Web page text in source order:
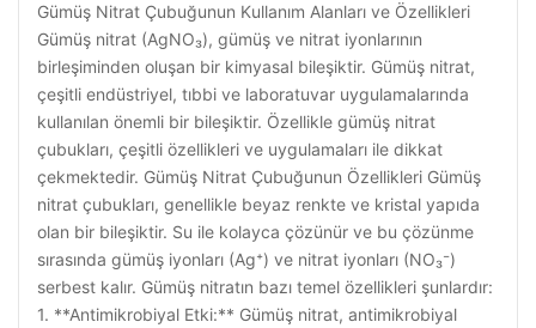
Gümüş Nitrat Çubuğunun Kullanım Alanları ve Özellikleri
Gümüş nitrat (AgNO₃), gümüş ve nitrat iyonlarının
birleşiminden oluşan bir kimyasal bileşiktir. Gümüş nitrat,
çeşitli endüstriyel, tıbbi ve laboratuvar uygulamalarında
kullanılan önemli bir bileşiktir. Özellikle gümüş nitrat
çubukları, çeşitli özellikleri ve uygulamaları ile dikkat
çekmektedir. Gümüş Nitrat Çubuğunun Özellikleri Gümüş
nitrat çubukları, genellikle beyaz renkte ve kristal yapıda
olan bir bileşiktir. Su ile kolayca çözünür ve bu çözünme
sırasında gümüş iyonları (Ag⁺) ve nitrat iyonları (NO₃⁻)
serbest kalır. Gümüş nitratın bazı temel özellikleri şunlardır:
1. **Antimikrobiyal Etki:** Gümüş nitrat, antimikrobiyal